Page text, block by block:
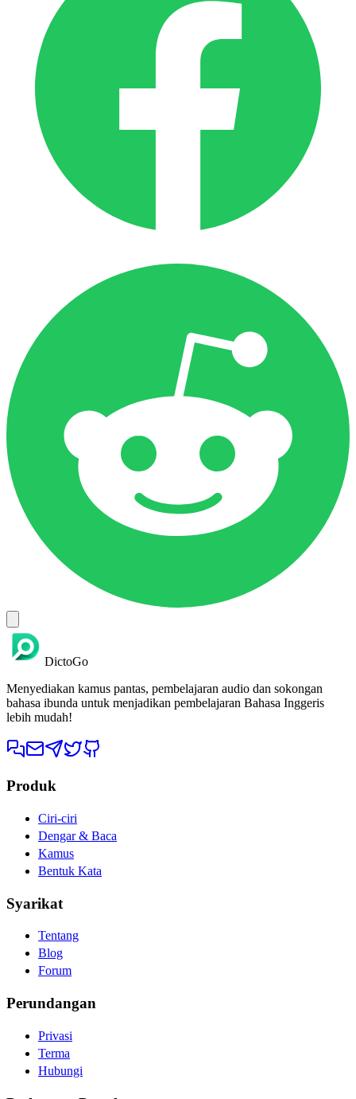
DictoGo
Menyediakan kamus pantas, pembelajaran audio dan sokongan
bahasa ibunda untuk menjadikan pembelajaran Bahasa Inggeris
lebih mudah!
Produk
Ciri-ciri
Dengar & Baca
Kamus
Bentuk Kata
Syarikat
Tentang
Blog
Forum
Perundangan
Privasi
Terma
Hubungi